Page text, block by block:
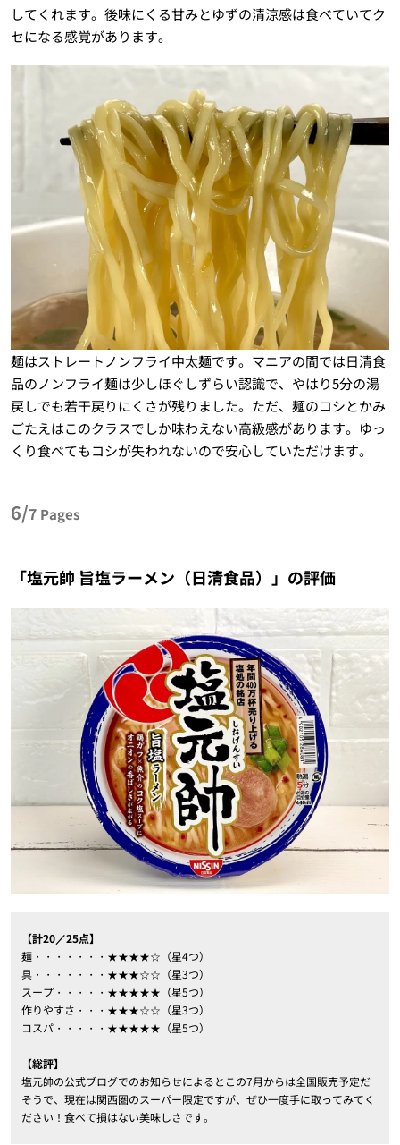
してくれます。後味にくる甘みとゆずの清涼感は食べていてク
セになる感覚があります。
麺はストレートノンフライ中太麺です。マニアの間では日清食
品のノンフライ麺は少しほぐしずらい認識で、やはり5分の湯
戻しでも若干戻りにくさが残りました。ただ、麺のコシとかみ
ごたえはこのクラスでしか味わえない高級感があります。ゆっ
くり食べてもコシが失われないので安心していただけます。
6/7 Pages
「塩元帥 旨塩ラーメン（日清食品）」の評価
【計20／25点】
麺・・・・・・・★★★★☆（星4つ）
具・・・・・・・★★★☆☆（星3つ）
スープ・・・・・★★★★★（星5つ）
作りやすさ・・・★★★☆☆（星3つ）
コスパ・・・・・★★★★★（星5つ）
【総評】
塩元帥の公式ブログでのお知らせによるとこの7月からは全国販売予定だ
そうで、現在は関西圏のスーパー限定ですが、ぜひ一度手に取ってみてく
ださい！食べて損はない美味しさです。